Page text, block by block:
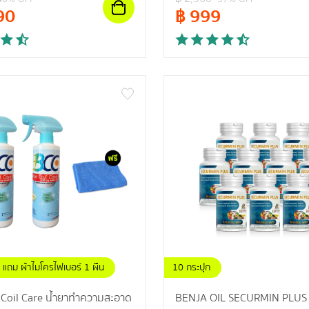
฿999
แถม ผ้าไมโครไฟเบอร์ 1 ผืน
Care น้ำยาทำความสะอาด
10 กระปุก
BENJA OIL SECURMIN